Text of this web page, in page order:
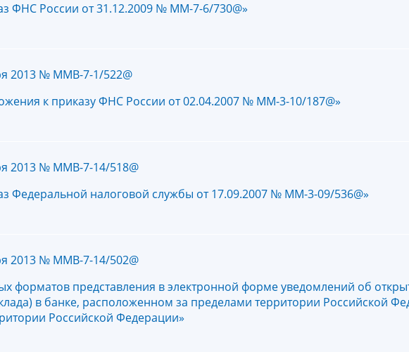
ФНС России от 31.12.2009 № ММ-7-6/730@»
2013 № ММВ-7-1/522@
к приказу ФНС России от 02.04.2007 № ММ-3-10/187@»
2013 № ММВ-7-14/518@
Федеральной налоговой службы от 17.09.2007 № ММ-3-09/536@»
2013 № ММВ-7-14/502@
форматов представления в электронной форме уведомлений об
в банке, расположенном за пределами территории Российской
Российской Федерации»